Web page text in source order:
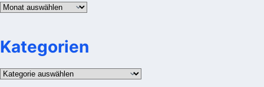
Archiv
Kategorien
Kategorien